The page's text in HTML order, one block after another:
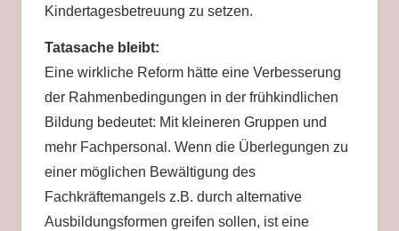
Kindertagesbetreuung zu setzen.
Tatasache bleibt:
Eine wirkliche Reform hätte eine Verbesserung
der Rahmenbedingungen in der frühkindlichen
Bildung bedeutet: Mit kleineren Gruppen und
mehr Fachpersonal. Wenn die Überlegungen zu
einer möglichen Bewältigung des
Fachkräftemangels z.B. durch alternative
Ausbildungsformen greifen sollen, ist eine